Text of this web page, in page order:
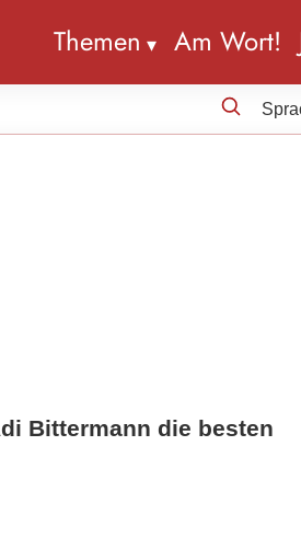
Themen Am Wort!
Bittermann die besten